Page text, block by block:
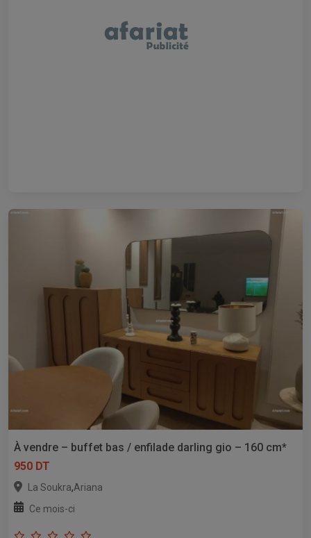
À vendre – buffet bas / enfilade darling gio – 160 cm*
950 DT
La Soukra,Ariana
Ce mois-ci